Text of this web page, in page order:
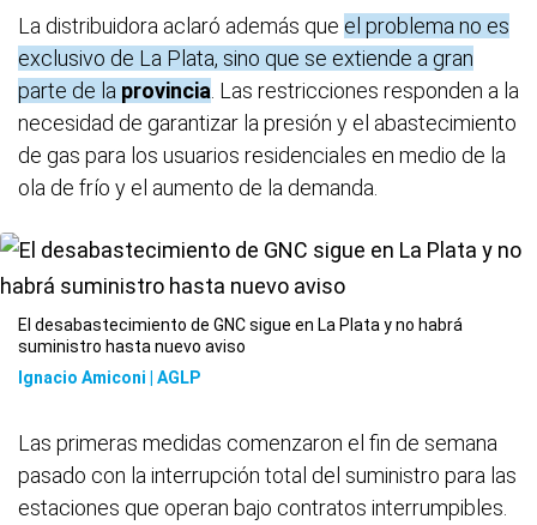
La distribuidora aclaró además que el problema no es
exclusivo de La Plata, sino que se extiende a gran
parte de la provincia . Las restricciones responden a la
necesidad de garantizar la presión y el abastecimiento
de gas para los usuarios residenciales en medio de la
ola de frío y el aumento de la demanda.
El desabastecimiento de GNC sigue en La Plata y no habrá
suministro hasta nuevo aviso
Ignacio Amiconi | AGLP
Las primeras medidas comenzaron el fin de semana
pasado con la interrupción total del suministro para las
estaciones que operan bajo contratos interrumpibles.